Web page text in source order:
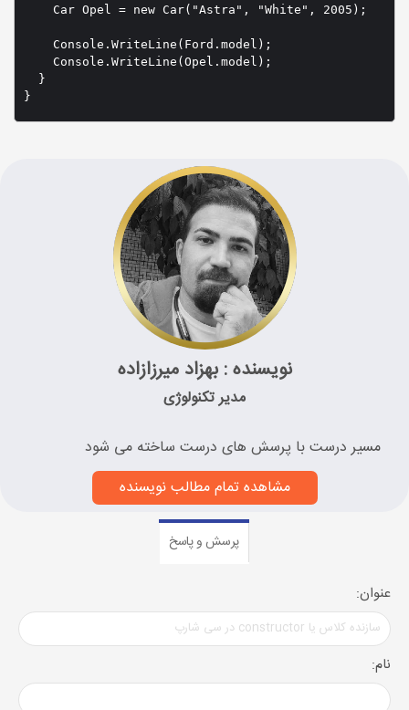
    Car Opel = new Car("Astra", "White", 2005);
    Console.WriteLine(Ford.model);
    Console.WriteLine(Opel.model);
  }
}
نویسنده : بهزاد میرزازاده
مدیر تکنولوژی
مسیر درست با پرسش های درست ساخته می شود
مشاهده تمام مطالب نویسنده
پرسش و پاسخ
عنوان:
نام: